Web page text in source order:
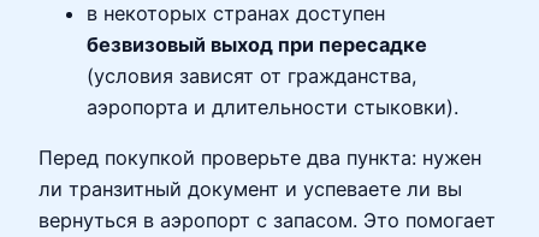
в некоторых странах доступен
безвизовый выход при пересадке
(условия зависят от гражданства,
аэропорта и длительности стыковки).
Перед покупкой проверьте два пункта: нужен
ли транзитный документ и успеваете ли вы
вернуться в аэропорт с запасом. Это помогает